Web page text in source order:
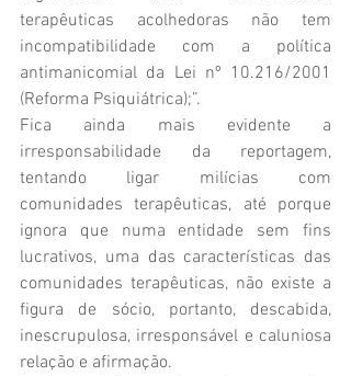
terapêuticas acolhedoras não tem
incompatibilidade com a política
antimanicomial da Lei nº 10.216/2001
(Reforma Psiquiátrica);”.
Fica ainda mais evidente a
irresponsabilidade da reportagem,
tentando ligar milícias com
comunidades terapêuticas, até porque
ignora que numa entidade sem fins
lucrativos, uma das características das
comunidades terapêuticas, não existe a
figura de sócio, portanto, descabida,
inescrupulosa, irresponsável e caluniosa
relação e afirmação.